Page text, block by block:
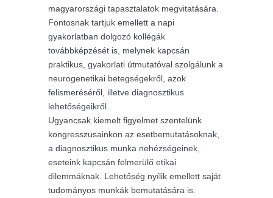
magyarországi tapasztalatok megvitatására.
Fontosnak tartjuk emellett a napi
gyakorlatban dolgozó kollégák
továbbképzését is, melynek kapcsán
praktikus, gyakorlati útmutatóval szolgálunk a
neurogenetikai betegségekről, azok
felismeréséről, illetve diagnosztikus
lehetőségeikről.
Ugyancsak kiemelt figyelmet szentelünk
kongresszusainkon az esetbemutatásoknak,
a diagnosztikus munka nehézségeinek,
eseteink kapcsán felmerülő etikai
dilemmáknak. Lehetőség nyílik emellett saját
tudományos munkák bemutatására is.